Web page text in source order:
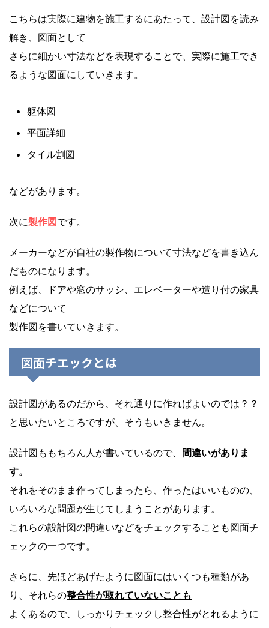
こちらは実際に建物を施工するにあたって、設計図を読み
解き、図面として
さらに細かい寸法などを表現することで、実際に施工でき
るような図面にしていきます。
躯体図
平面詳細
タイル割図
などがあります。
次に製作図です。
メーカーなどが自社の製作物について寸法などを書き込ん
だものになります。
例えば、ドアや窓のサッシ、エレベーターや造り付の家具
などについて
製作図を書いていきます。
図面チエックとは
設計図があるのだから、それ通りに作ればよいのでは？？
と思いたいところですが、そうもいきません。
設計図ももちろん人が書いているので、 間違いがありま
す。
それをそのまま作ってしまったら、作ったはいいものの、
いろいろな問題が生じてしまうことがあります。
これらの設計図の間違いなどをチェックすることも図面チ
ェックの一つです。
さらに、先ほどあげたように図面にはいくつも種類があ
り、それらの整合性が取れていないことも
よくあるので、しっかりチェックし整合性がとれるように